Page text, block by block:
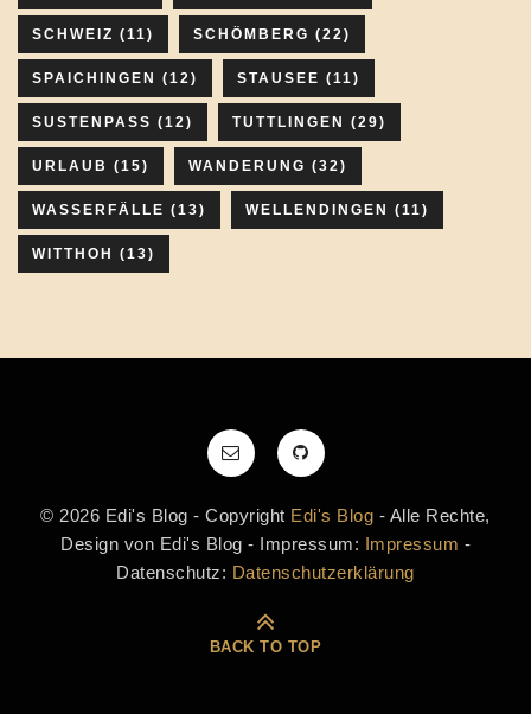
SCHWEIZ (11) SCHÖMBERG (22)
SPAICHINGEN (12) STAUSEE (11)
SUSTENPASS (12) TUTTLINGEN (29)
URLAUB (15) WANDERUNG (32)
WASSERFÄLLE (13) WELLENDINGEN (11)
WITTHOH (13)
© 2026 Edi's Blog - Copyright Edi's Blog - Alle Rechte,
Design von Edi's Blog - Impressum: Impressum -
Datenschutz: Datenschutzerklärung
BACK TO TOP